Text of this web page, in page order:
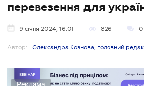
перевезення для
9 січня 2024, 16:01 826 0
Автор: Олександра Кознова, головний
Реклама